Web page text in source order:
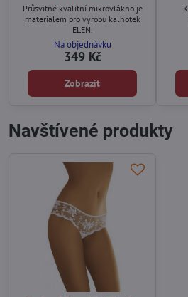
Průsvitné kvalitní mikrovlákno je
materiálem pro výrobu kalhotek
ELEN.
Na objednávku
349 Kč
Zobrazit
Navštívené produkty